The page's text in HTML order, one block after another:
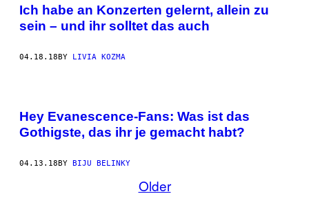
Ich habe an Konzerten gelernt, allein zu
sein – und ihr solltet das auch
04.18.18BY LIVIA KOZMA
Hey Evanescence-Fans: Was ist das
Gothigste, das ihr je gemacht habt?
04.13.18 BY BIJU BELINKY
Older